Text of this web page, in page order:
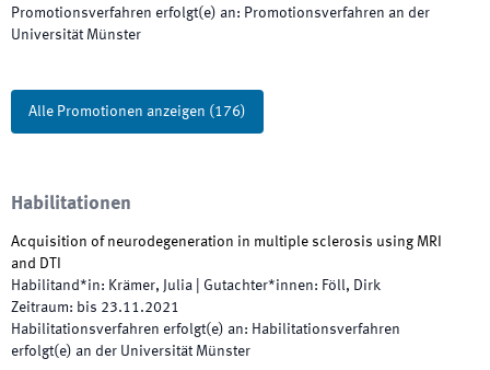
Promotionsverfahren erfolgt(e) an: Promotionsverfahren an der
Universität Münster
Alle Promotionen anzeigen (176)
Habilitationen
Acquisition of neurodegeneration in multiple sclerosis using MRI
and DTI
Habilitand*in: Krämer, Julia Gutachter*innen: Föll, Dirk
Zeitraum: bis 23.11.2021
Habilitationsverfahren erfolgt(e) an: Habilitationsverfahren
erfolgt(e) an der Universität Münster